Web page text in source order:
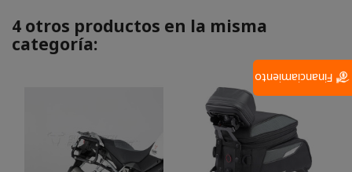
4 otros productos en la misma
categoría:
Financiamiento